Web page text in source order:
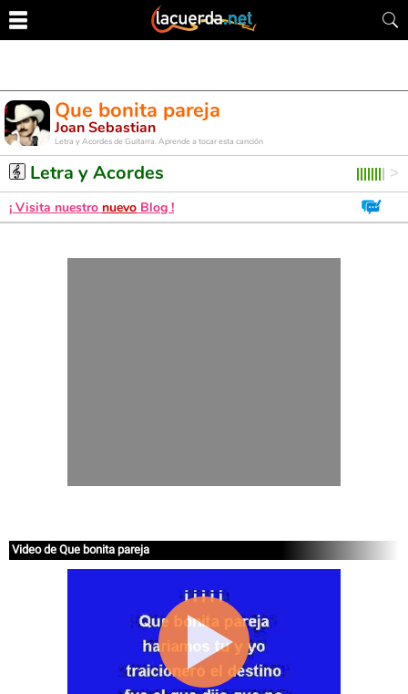
Que bonita pareja
Joan Sebastian
Letra y Acordes de Guitarra. Aprende a tocar esta canción
Letra y Acordes
¡ Visita nuestro nuevo Blog !
Video de Que bonita pareja